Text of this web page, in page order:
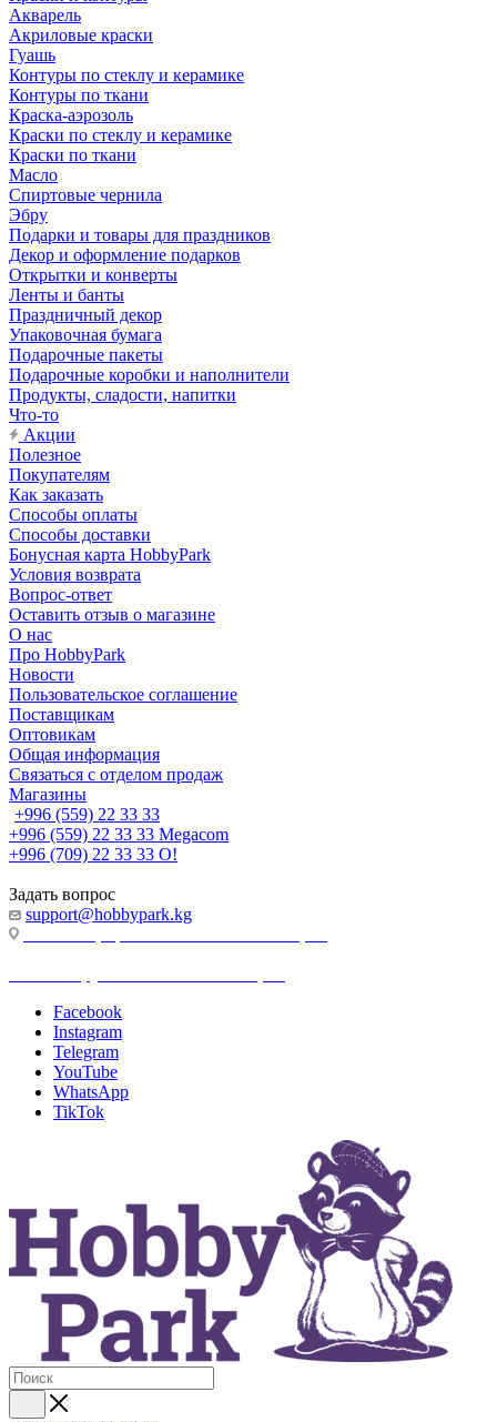
Акварель
Акриловые краски
Гуашь
Контуры по стеклу и керамике
Контуры по ткани
Краска-аэрозоль
Краски по стеклу и керамике
Краски по ткани
Масло
Спиртовые чернила
Эбру
Подарки и товары для праздников
Декор и оформление подарков
Открытки и конверты
Ленты и банты
Праздничный декор
Упаковочная бумага
Подарочные пакеты
Подарочные коробки и наполнители
Продукты, сладости, напитки
Что-то
Акции
Полезное
Покупателям
Как заказать
Способы оплаты
Способы доставки
Бонусная карта HobbyPark
Условия возврата
Вопрос-ответ
Оставить отзыв о магазине
О нас
Про HobbyPark
Новости
Пользовательское соглашение
Поставщикам
Оптовикам
Общая информация
Связаться с отделом продаж
Магазины
+996 (559) 22 33 33
+996 (559) 22 33 33 Megacom
+996 (709) 22 33 33 O!
Задать вопрос
support@hobbypark.kg
Facebook
Instagram
Telegram
YouTube
WhatsApp
TikTok